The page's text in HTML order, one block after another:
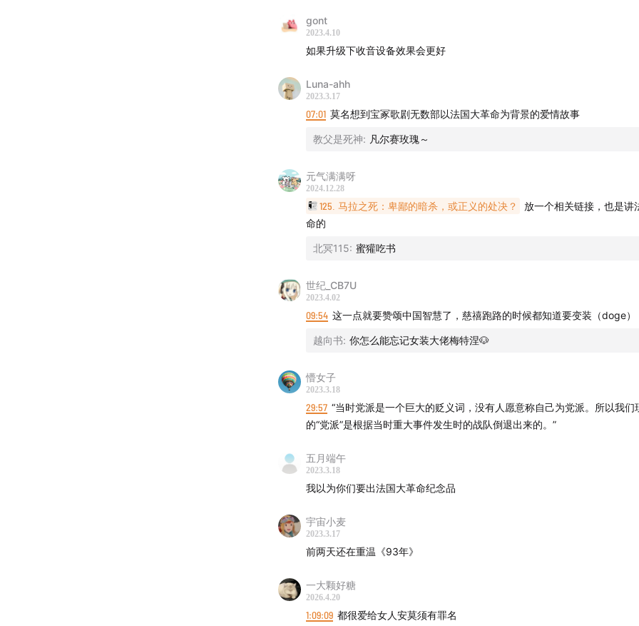
gont
2023.4.10
如果升级下收音设备效果会更好
Luna-ahh
2023.3.17
07:01 莫名想到宝冢歌剧无数部以法国大革命为背景的爱情故事
教父是死神: 凡尔赛玫瑰～
元气满满呀
2024.12.28
125. 马拉之死：卑鄙的暗杀，或正义的处决？
放一个相关链接，也是讲
命的
北冥115: 蜜獾吃书
世纪_CB7U
2023.4.02
09:54 这一点就要赞颂中国智慧了，慈禧跑路的时候都知道要变装（doge）
越向书: 你怎么能忘记女装大佬梅特涅🐶
懵女子
2023.3.18
29:57
的“党派”是根据当时重大事件发生时的战队倒退出来的。”
五月端午
2023.3.18
我以为你们要出法国大革命纪念品
宇宙小麦
2023.3.17
前两天还在重温《93年》
一大颗好糖
2026.4.20
1:09:09 都很爱给女人安莫须有罪名